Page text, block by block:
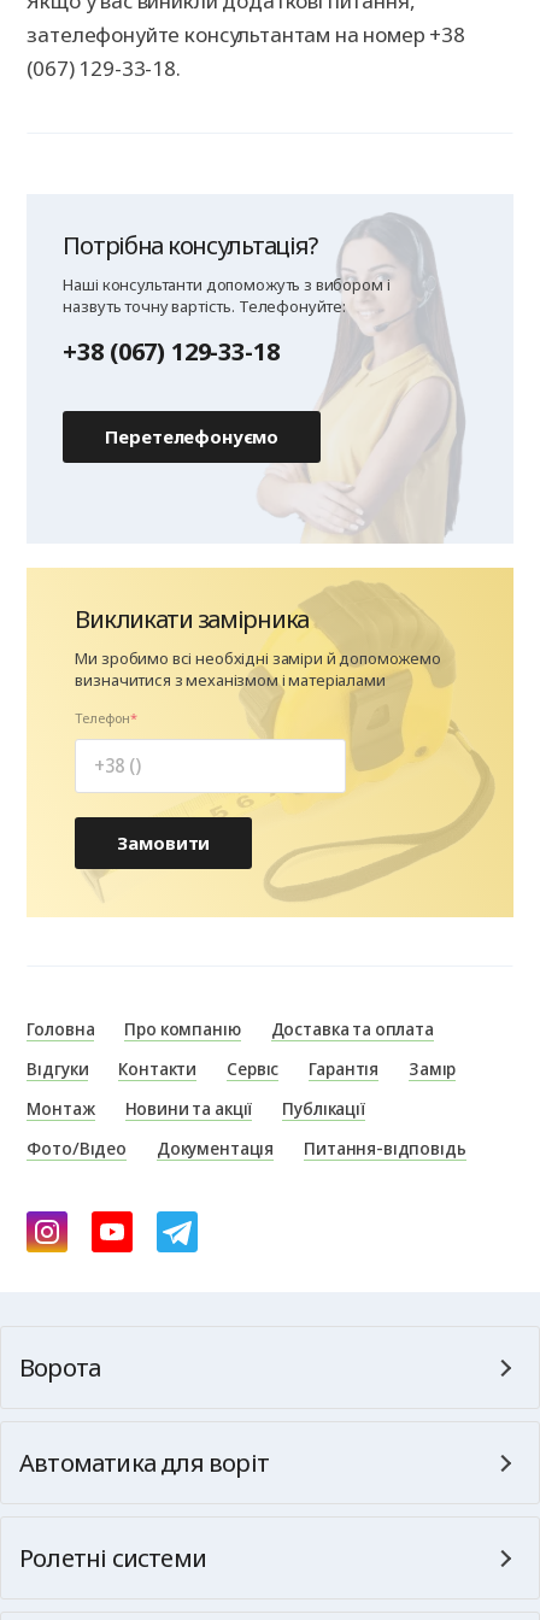
зателефонуйте консультантам на номер +38
(067) 129-33-18.
Потрібна консультація?
Наші консультанти допоможуть з вибором і
назвуть точну вартість. Телефонуйте:
+38 (067) 129-33-18
Перетелефонуємо
Викликати замірника
Ми зробимо всі необхідні заміри й допоможемо
визначитися з механізмом і матеріалами
Телефон
Замовити
Головна Про компанію
Доставка та оплата
Відгуки
Контакти Сервіс Гарантія
Замір
Монтаж
Новини та акції
Публікації
Фото/Відео
Документація Питання-відповідь
Ворота
Автоматика для воріт
Ролетні системи